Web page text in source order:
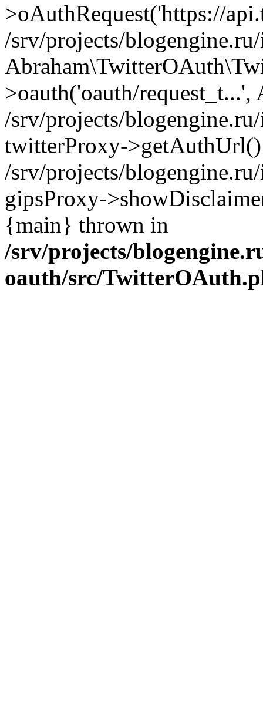
>oAuthRequest('https://
/srv/projects/
>oauth('oauth/request_t...',
/srv/projects/
twitterProxy-
/srv/projects/
gipsProxy-
{main} thrown in
/srv/projects/
oauth/src/